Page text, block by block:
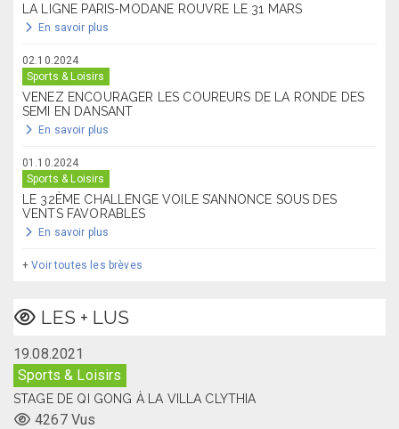
LA LIGNE PARIS-MODANE ROUVRE LE 31 MARS
En savoir plus
02.10.2024
Sports & Loisirs
VENEZ ENCOURAGER LES COUREURS DE LA RONDE DES
SEMI EN DANSANT
En savoir plus
01.10.2024
Sports & Loisirs
LE 32ÈME CHALLENGE VOILE S’ANNONCE SOUS DES
VENTS FAVORABLES
En savoir plus
+Voir toutes les brèves
LES + LUS
19.08.2021
Sports & Loisirs
STAGE DE QI GONG À LA VILLA CLYTHIA
4267 Vus